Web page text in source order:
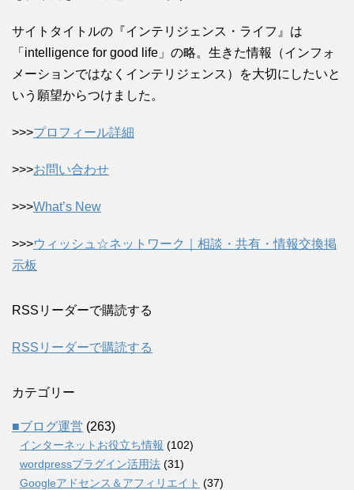
サイトタイトルの『インテリジェンス・ライフ』は
「intelligence for good life」の略。生きた情報（インフォ
メーションではなくインテリジェンス）を大切にしたいと
いう願望からつけました。
>>>プロフィール詳細
>>>お問い合わせ
>>>What’s New
>>>ウィッシュ☆ネットワーク｜相談・共有・情報交換掲
示板
RSSリーダーで購読する
RSSリーダーで購読する
カテゴリー
■ブログ運営 (263)
インターネットお役立ち情報 (102)
wordpressプラグイン活用法 (31)
Googleアドセンス＆アフィリエイト (37)